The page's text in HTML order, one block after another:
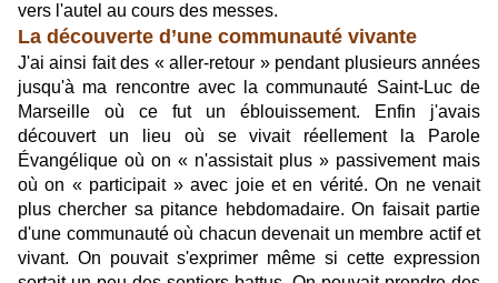
vers l'autel au cours des messes.
La découverte d’une communauté vivante
J'ai ainsi fait des « aller-retour » pendant plusieurs années
jusqu'à ma rencontre avec la communauté Saint-Luc de
Marseille où ce fut un éblouissement. Enfin j'avais
découvert un lieu où se vivait réellement la Parole
Évangélique où on « n'assistait plus » passivement mais
où on « participait » avec joie et en vérité. On ne venait
plus chercher sa pitance hebdomadaire. On faisait partie
d'une communauté où chacun devenait un membre actif et
vivant. On pouvait s'exprimer même si cette expression